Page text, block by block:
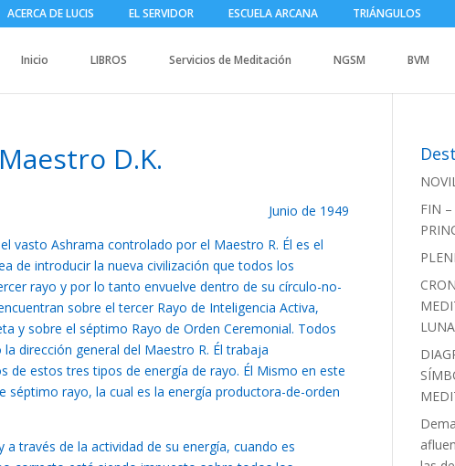
ACERCA DE LUCIS EL SERVIDOR ESCUELA ARCANA TRIÁNGULOS
Inicio LIBROS Servicios de Meditación NGSM BVM
D.K.
Junio de 1949
vasto Ashrama controlado por el Maestro R. Él es el
de introducir la nueva civilización que todos los
rayo y por lo tanto envuelve dentro de su círculo-no-
sobre el tercer Rayo de Inteligencia Activa,
y sobre el séptimo Rayo de Orden Ceremonial. Todos
dirección general del Maestro R. Él trabaja
de estos tres tipos de energía de rayo. Él Mismo en este
rayo, la cual es la energía productora-de-orden
a través de la actividad de su energía, cuando es
FIN –